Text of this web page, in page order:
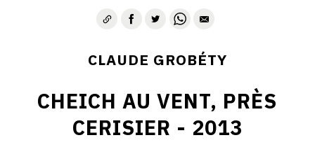
CLAUDE GROBÉTY
CHEICH AU VENT, PRÈS
CERISIER - 2013